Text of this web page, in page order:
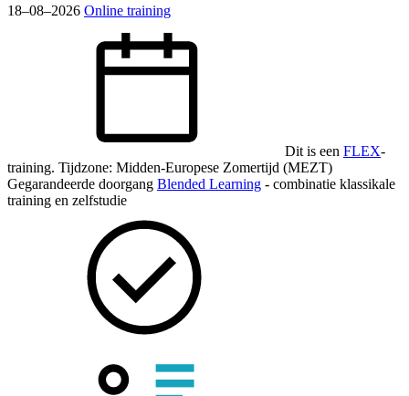
18–08–2026 Online training
Dit is een FLEX-
training. Tijdzone: Midden-Europese Zomertijd (MEZT)
Gegarandeerde doorgang Blended Learning - combinatie klassikale
training en zelfstudie